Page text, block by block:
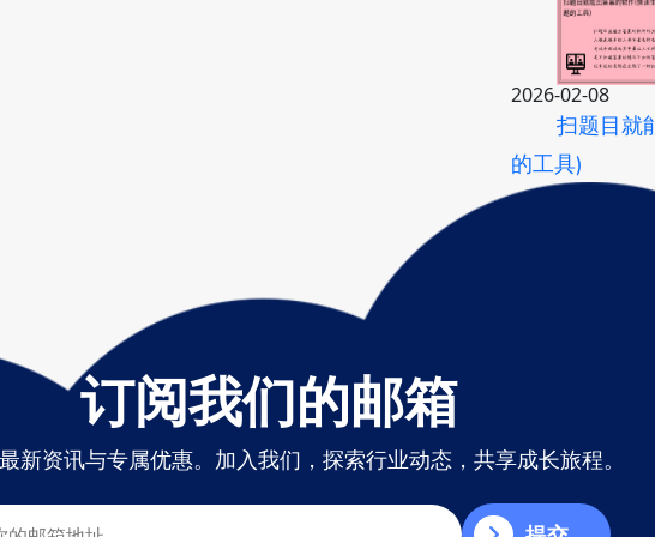
2026-02-08
扫题目就
的工具)
订阅我们的邮箱
新资讯与专属优惠。加入我们，探索行业动态，共享成长旅程。